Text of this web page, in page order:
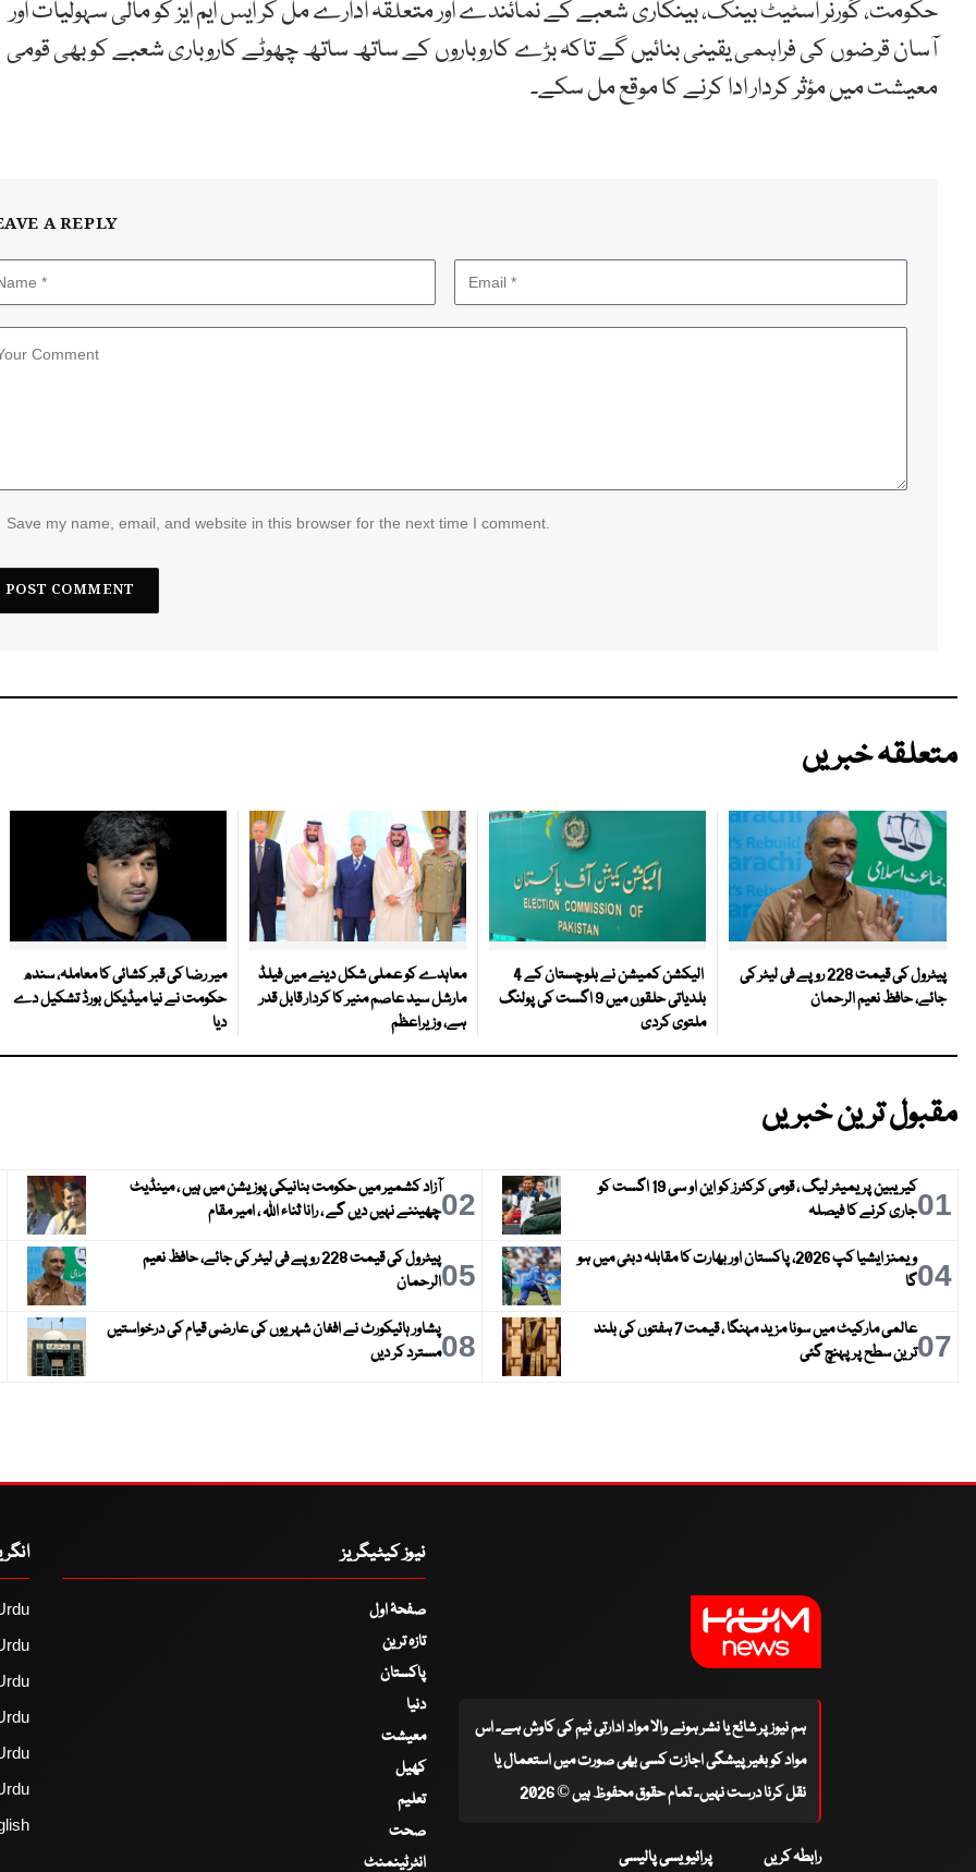
حکومت، گورنر اسٹیٹ بینک، بینکاری شعبے کے نمائندے اور متعلقہ ادارے مل کر ایس ایم ایز کو مالی سہولیات اور
آسان قرضوں کی فراہمی یقینی بنائیں گے تاکہ بڑے کاروباروں کے ساتھ ساتھ چھوٹے کاروباری شعبے کو بھی قومی
معیشت میں مؤثر کردار ادا کرنے کا موقع مل سکے۔
A REPLY
Save my name, email, and website in this browser for the next time I comment.
متعلقہ خبریں
پیٹرول کی قیمت 228 روپے فی لیٹر کی
جائے، حافظ نعیم الرحمان
الیکشن کمیشن نے بلوچستان کے 4
بلدیاتی حلقوں میں 9 اگست کی پولنگ
ملتوی کردی
معاہدے کو عملی شکل دینے میں فیلڈ
مارشل سید عاصم منیر کا کردار قابل قدر
ہے، وزیراعظم
میر رضا کی قبر کشائی کا معاملہ، سندھ
حکومت نے نیا میڈیکل بورڈ تشکیل دے
دیا
مقبول ترین خبریں
01
کیریبین پریمیئر لیگ ، قومی کرکٹرز کو این او سی 19 اگست کو
جاری کرنے کا فیصلہ
02آزاد کشمیر میں حکومت بنانیکی پوزیشن میں ہیں ، مینڈیٹ
چھیننے نہیں دیں گے ، رانا ثناء اللہ ، امیر مقام
04
ویمنز ایشیا کپ 2026، پاکستان اور بھارت کا مقابلہ دبئی میں ہو
گا
05
پیٹرول کی قیمت 228 روپے فی لیٹر کی جائے، حافظ نعیم
الرحمان
07
عالمی مارکیٹ میں سونا مزید مہنگا ، قیمت 7 ہفتوں کی بلند
ترین سطح پر پہنچ گئی
08پشاور ہائیکورٹ نے افغان شہریوں کی عارضی قیام کی درخواستیں
مسترد کر دیں
ہم نیوز پر شائع یا نشر ہونے والا مواد ادارتی ٹیم کی کاوش ہے۔ اس
مواد کو بغیر پیشگی اجازت کسی بھی صورت میں استعمال یا
نقل کرنا درست نہیں۔ تمام حقوق محفوظ ہیں © 2026
رابطہ کریں پرائیویسی پالیسی
نیوز کیٹیگریز
صفحۂ اول
تازہ ترین
پاکستان
دنیا
معیشت
کھیل
تعلیم
صحت
انٹرٹینمنٹ